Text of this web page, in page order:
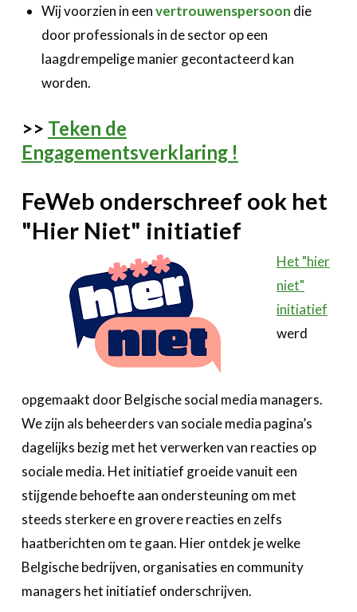
Wij voorzien in eenvertrouwenspersoon die
door professionals in de sector op een
laagdrempelige manier gecontacteerd kan
worden.
>> Teken de
Engagementsverklaring !
FeWeb onderschreef ook het
"Hier Niet" initiatief
Het "hier
niet"
initiatief
werd
opgemaakt door Belgische social media managers.
We zijn als beheerders van sociale media pagina’s
dagelijks bezig met het verwerken van reacties op
sociale media. Het initiatief groeide vanuit een
stijgende behoefte aan ondersteuning om met
steeds sterkere en grovere reacties en zelfs
haatberichten om te gaan. Hier ontdek je welke
Belgische bedrijven, organisaties en community
managers het initiatief onderschrijven.